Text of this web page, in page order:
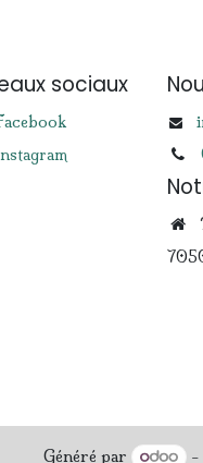
sociaux
Généré par -